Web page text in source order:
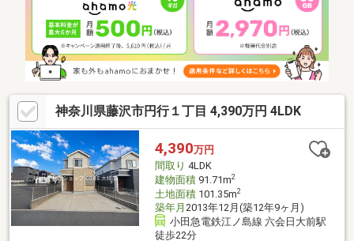
神奈川県藤沢市円行１丁目 4,390万円 4LDK
4,390万円
間取り 4LDK
建物面積91.71m2
土地面積101.35m2
築年月 2013年12月(築12年9ヶ月)
小田急電鉄江ノ島線 六会日大前駅
徒歩22分